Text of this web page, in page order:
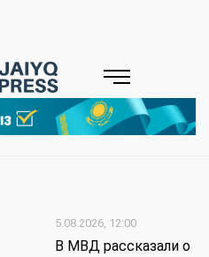
5.08.2026, 12:00
В МВД рассказали о